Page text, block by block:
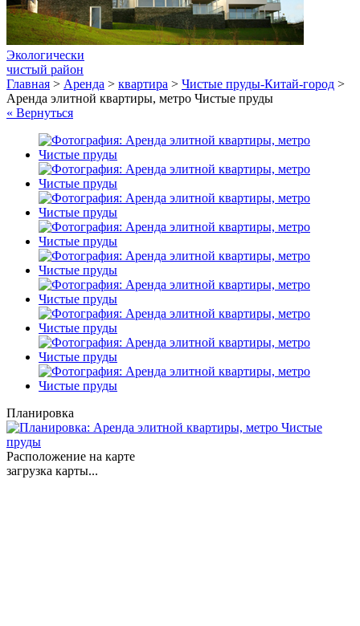
Экологически
чистый район
Главная > Аренда > квартира > Чистые пруды-Китай-город >
Аренда элитной квартиры, метро Чистые пруды
« Вернуться
Планировка
Расположение на карте
загрузка карты...